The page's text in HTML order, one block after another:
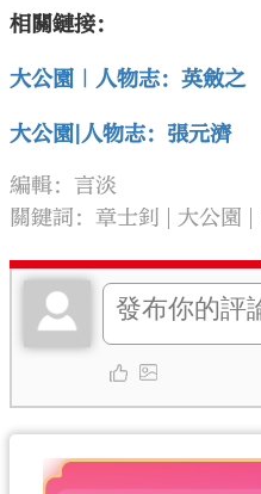
相關鏈接：
大公園｜人物志：英斂之
大公園|人物志：張元濟
編輯：言淡
關鍵詞：章士釗 大公園